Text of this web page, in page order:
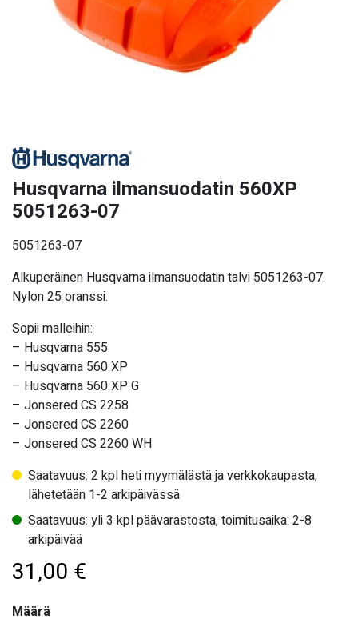
Husqvarna ilmansuodatin 560XP
5051263-07
5051263-07
Alkuperäinen Husqvarna ilmansuodatin talvi 5051263-07.
Nylon 25 oranssi.
Sopii malleihin:
– Husqvarna 555
– Husqvarna 560 XP
– Husqvarna 560 XP G
– Jonsered CS 2258
– Jonsered CS 2260
– Jonsered CS 2260 WH
Saatavuus: 2 kpl heti myymälästä ja verkkokaupasta,
lähetetään 1-2 arkipäivässä
Saatavuus: yli 3 kpl päävarastosta, toimitusaika: 2-8
arkipäivää
31,00 €
Määrä
Määrä